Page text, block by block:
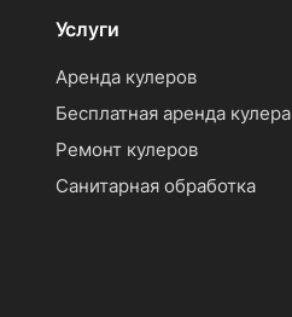
Услуги
Аренда кулеров
Бесплатная аренда кулера
Ремонт кулеров
Санитарная обработка